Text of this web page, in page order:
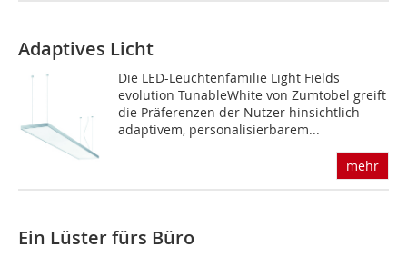
Adaptives Licht
Die LED-Leuchtenfamilie Light Fields
evolution TunableWhite von Zumtobel greift
die Präferenzen der Nutzer hinsichtlich
adaptivem, personalisierbarem...
mehr
Ein Lüster fürs Büro